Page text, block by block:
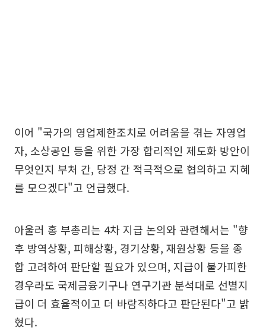
이어 "국가의 영업제한조치로 어려움을 겪는 자영업
자, 소상공인 등을 위한 가장 합리적인 제도화 방안이
무엇인지 부처 간, 당정 간 적극적으로 협의하고 지혜
를 모으겠다"고 언급했다.
아울러 홍 부총리는 4차 지급 논의와 관련해서는 "향
후 방역상황, 피해상황, 경기상황, 재원상황 등을 종
합 고려하여 판단할 필요가 있으며, 지급이 불가피한
경우라도 국제금융기구나 연구기관 분석대로 선별지
급이 더 효율적이고 더 바람직하다고 판단된다"고 밝
혔다.